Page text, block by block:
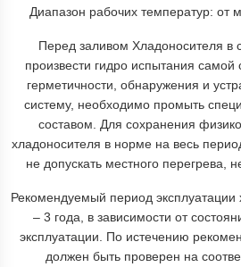
Диапазон рабочих температур: от
Перед заливом Хладоносителя в
произвести гидро испытания
герметичности, обнаружения и
систему, необходимо промыть
составом. Для сохранения
хладоносителя в норме на весь
не допускать местного перегрева,
Рекомендуемый период эксплуатации
– 3 года, в зависимости от
эксплуатации. По истечению
должен быть проверен на